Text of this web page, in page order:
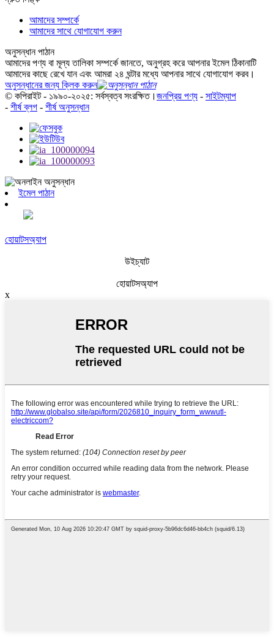
আমাদের সম্পর্কে
আমাদের সাথে যোগাযোগ করুন
অনুসন্ধান পাঠান
আমাদের পণ্য বা মূল্য তালিকা সম্পর্কে জানতে, অনুগ্রহ করে আপনার ইমেল ঠিকানাটি
আমাদের কাছে রেখে যান এবং আমরা ২৪ ঘন্টার মধ্যে আপনার সাথে যোগাযোগ করব।
অনুসন্ধানের জন্য ক্লিক করুন
© কপিরাইট - ১৯৯০-২০২৫: সর্বস্বত্ব সংরক্ষিত। জনপ্রিয় পণ্য - সাইটম্যাপ
- শীর্ষ ব্লগ - শীর্ষ অনুসন্ধান
ইমেল পাঠান
হোয়াটসঅ্যাপ
উইচ্যাট
হোয়াটসঅ্যাপ
x